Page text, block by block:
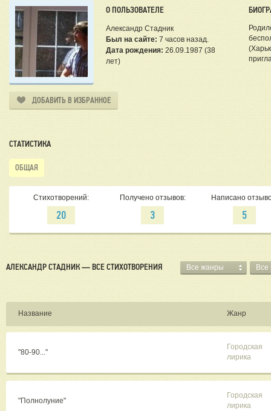
О ПОЛЬЗОВАТЕЛЕ
Александр Стадник
Был на сайте: 7 часов назад.
Дата рождения: 26.09.1987 (38
лет)
ДОБАВИТЬ В ИЗБРАННОЕ
СТАТИСТИКА
ОБЩАЯ
Стихотворений:
20
Получено отзывов:
3
Написано
5
АЛЕКСАНДР СТАДНИК — ВСЕ СТИХОТВОРЕНИЯ Все жанры Все
Название Жанр
"80-90..."
Городская
лирика
"Полнолуние"
Городская
лирика